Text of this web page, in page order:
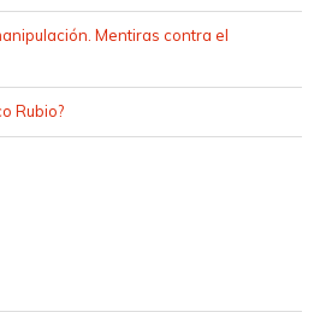
Mentiras contra el
Rubio?